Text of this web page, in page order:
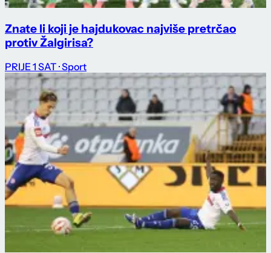
Znate li koji je hajdukovac najviše pretrčao
protiv Žalgirisa?
PRIJE 1 SAT · Sport